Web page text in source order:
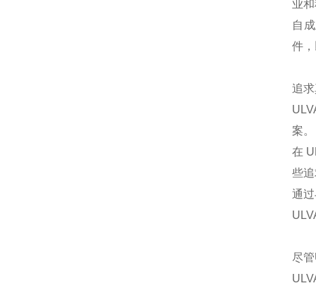
业
自
件
追
案。
在
些
通
尽